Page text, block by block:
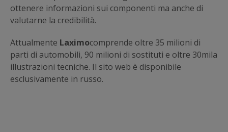
ottenere informazioni sui componenti ma anche di
valutarne la credibilità.
Attualmente Laximocomprende oltre 35 milioni di
parti di automobili, 90 milioni di sostituti e oltre 30mila
illustrazioni tecniche. Il sito web è disponibile
esclusivamente in russo.